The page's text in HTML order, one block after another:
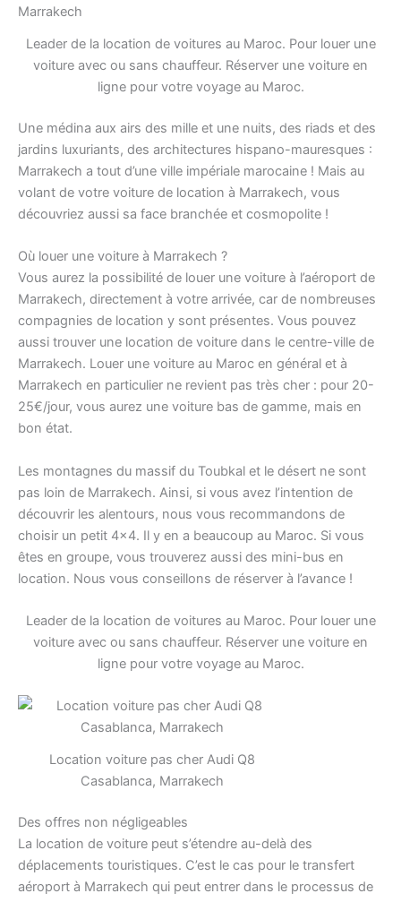
Marrakech
Leader de la location de voitures au Maroc. Pour louer une
voiture avec ou sans chauffeur. Réserver une voiture en
ligne pour votre voyage au Maroc.
Une médina aux airs des mille et une nuits, des riads et des
jardins luxuriants, des architectures hispano-mauresques :
Marrakech a tout d’une ville impériale marocaine ! Mais au
volant de votre voiture de location à Marrakech, vous
découvriez aussi sa face branchée et cosmopolite !
Où louer une voiture à Marrakech ?
Vous aurez la possibilité de louer une voiture à l’aéroport de
Marrakech, directement à votre arrivée, car de nombreuses
compagnies de location y sont présentes. Vous pouvez
aussi trouver une location de voiture dans le centre-ville de
Marrakech. Louer une voiture au Maroc en général et à
Marrakech en particulier ne revient pas très cher : pour 20-
25€/jour, vous aurez une voiture bas de gamme, mais en
bon état.
Les montagnes du massif du Toubkal et le désert ne sont
pas loin de Marrakech. Ainsi, si vous avez l’intention de
découvrir les alentours, nous vous recommandons de
choisir un petit 4×4. Il y en a beaucoup au Maroc. Si vous
êtes en groupe, vous trouverez aussi des mini-bus en
location. Nous vous conseillons de réserver à l’avance !
Leader de la location de voitures au Maroc. Pour louer une
voiture avec ou sans chauffeur. Réserver une voiture en
ligne pour votre voyage au Maroc.
Location voiture pas cher Audi Q8
Casablanca, Marrakech
Des offres non négligeables
La location de voiture peut s’étendre au-delà des
déplacements touristiques. C’est le cas pour le transfert
aéroport à Marrakech qui peut entrer dans le processus de